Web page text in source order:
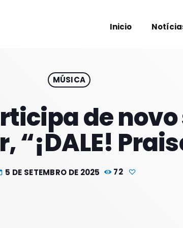
Inicio
MÚSICA
de novo
“¡DALE!
5 DE SETEMBRO DE 2025 72